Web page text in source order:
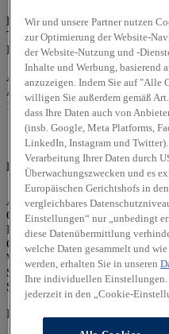
Datenschutzbeauftragte:
Tel.: 03362 580719
E-Mail:
Autoservice Müller GmbH &
Am Wasserwerk 3
15537 Erkner
EU-Verordnung 524/2013
Aufgrund Artikel 14 Abs. 1 der
Online-Beilegung
EU niedergelassene
Online-Dienstleistungsverträge
Websites einen Link zur OS-
Streitschlichtungsplattform)
Sie unter folgender URL:http://
Hinweis gemäß § 36
Wir und unsere Partner nutzen
zur Optimierung der Website-
der Website-Nutzung und -
Inhalte und Werbung, basierend
anzuzeigen. Indem Sie auf "Alle
willigen Sie außerdem gemäß
dass Ihre Daten auch von
(insb. Google, Meta Platforms,
LinkedIn, Instagram und
Verarbeitung Ihrer Daten durch
Überwachungszwecken und es
Europäischen Gerichtshofs in
vergleichbares
Einstellungen“ nur „unbedingt
diese Datenübermittlung
welche Daten gesammelt und
werden, erhalten Sie in unseren
Ihre individuellen
jederzeit in den „Cookie-